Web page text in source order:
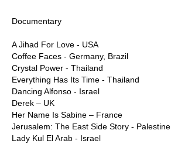
Documentary
A Jihad For Love - USA
Coffee Faces - Germany, Brazil
Crystal Power - Thailand
Everything Has Its Time - Thailand
Dancing Alfonso - Israel
Derek – UK
Her Name Is Sabine – France
Jerusalem: The East Side Story - Palestine
Lady Kul El Arab - Israel